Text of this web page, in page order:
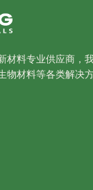
材料专业供应商，
物材料等各类解决方